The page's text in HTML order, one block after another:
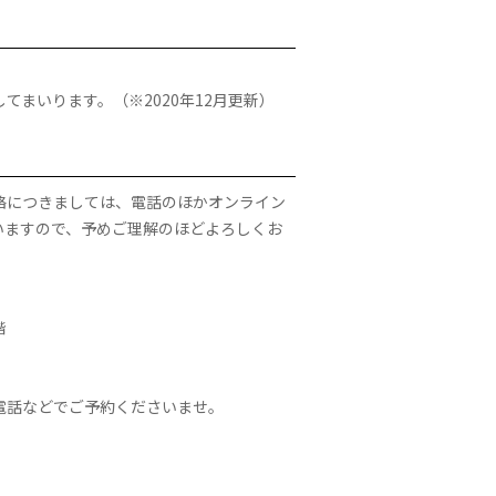
まいります。（※2020年12月更新）
つきましては、電話のほかオンライン
すので、予めご理解のほどよろしくお
などでご予約くださいませ。